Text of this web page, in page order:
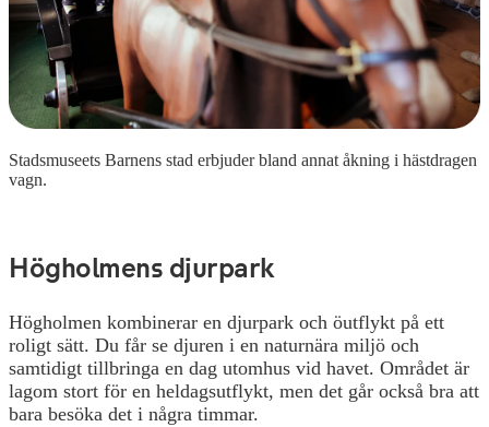
Stadsmuseets Barnens stad erbjuder bland annat åkning i hästdragen
vagn.
Högholmens djurpark
Högholmen kombinerar en djurpark och öutflykt på ett
roligt sätt. Du får se djuren i en naturnära miljö och
samtidigt tillbringa en dag utomhus vid havet. Området är
lagom stort för en heldagsutflykt, men det går också bra att
bara besöka det i några timmar.